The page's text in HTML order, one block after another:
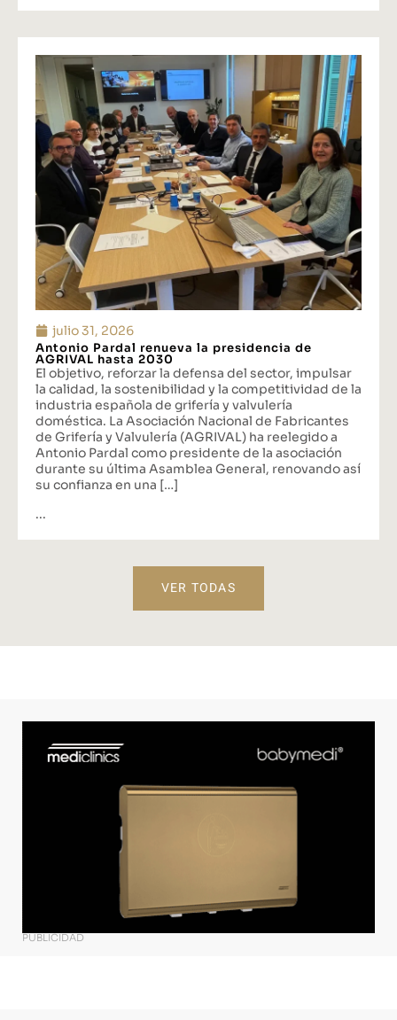
julio 31, 2026
Antonio Pardal renueva la presidencia de
AGRIVAL hasta 2030
El objetivo, reforzar la defensa del sector, impulsar
la calidad, la sostenibilidad y la competitividad de la
industria española de grifería y valvulería
doméstica. La Asociación Nacional de Fabricantes
de Grifería y Valvulería (AGRIVAL) ha reelegido a
Antonio Pardal como presidente de la asociación
durante su última Asamblea General, renovando así
su confianza en una […]
...
VER TODAS
PUBLICIDAD